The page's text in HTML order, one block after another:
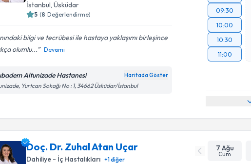
İstanbul, Üsküdar
5 (8 Değerlendirme)
bilgi ve tecrübesi ile hastaya yaklaşımı birleşince
olumlu...
Devamı
Altunizade Hastanesi Haritada Göster
Yurtcan Sokağı No : 1, 34662 Üsküdar/İstanbul
09:30
10:00
10:30
11:00
Doç. Dr. Zuhal Atan Uçar
Dahiliye - İç Hastalıkları +1diğer
7 Ağu
Cum